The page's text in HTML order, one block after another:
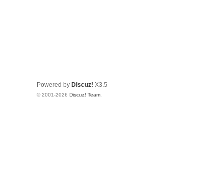
Powered by Discuz! X3.5
© 2001-2026 Discuz! Team